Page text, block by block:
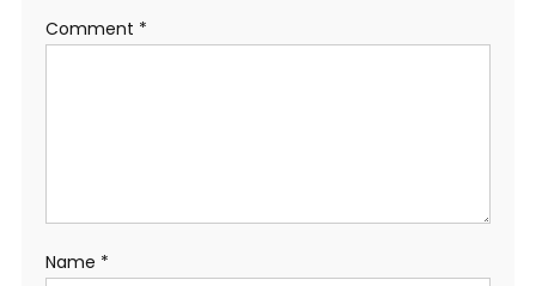
Comment *
Name *